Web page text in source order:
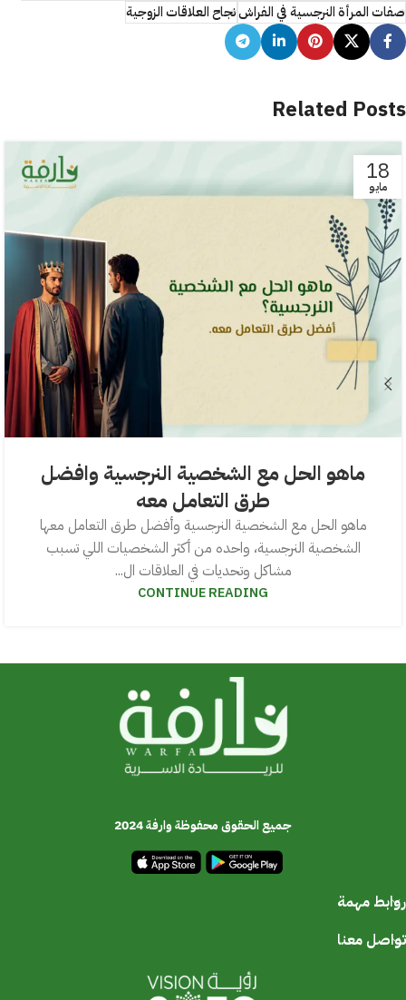
صفات المرأة النرجسية في الفراشنجاح العلاقات الزوجية
Related Posts
18
مايو
ماهو الحل مع الشخصية النرجسية وافضل
طرق التعامل معه
ماهو الحل مع الشخصية النرجسية وأفضل طرق التعامل معها
الشخصية النرجسية، واحده من أكثر الشخصيات اللي تسبب
مشاكل وتحديات في العلاقات ال...
CONTINUE READING
جميع الحقوق محفوظة وارفة 2024
روابط مهمة
تواصل معنا